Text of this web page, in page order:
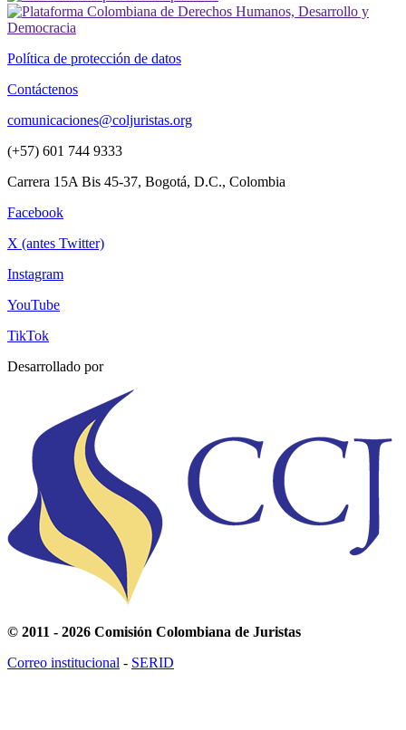
Política de protección de datos
Contáctenos
comunicaciones@coljuristas.org
(+57) 601 744 9333
Carrera 15A Bis 45-37, Bogotá, D.C., Colombia
Facebook
X (antes Twitter)
Instagram
YouTube
TikTok
Desarrollado por
© 2011 - 2026 Comisión Colombiana de Juristas
Correo institucional - SERID